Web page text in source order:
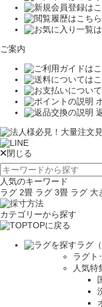
ご案内
閉じる
人気のキーワード
ラグ 2畳 ラグ 3畳 ラグ 大
カテゴリーから探す
TOPに戻る
ラグ
ラグト
人気特